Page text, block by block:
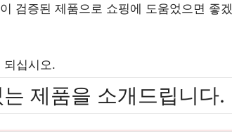
검증된 제품으로 쇼핑에 도움었으면 좋겠
되십시오.
제품을 소개드립니다.